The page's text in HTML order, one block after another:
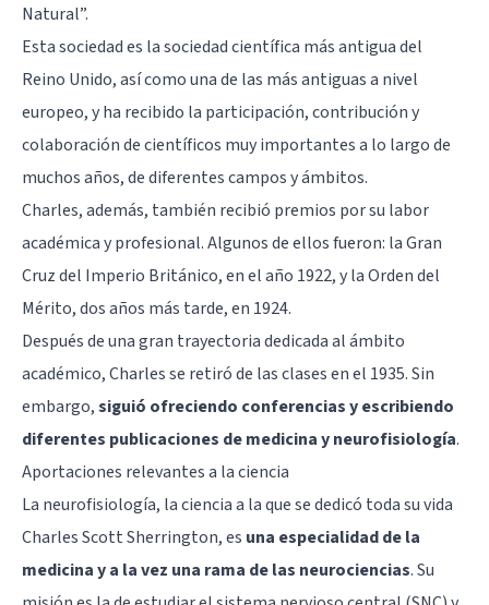
Natural”.
Esta sociedad es la sociedad científica más antigua del
Reino Unido, así como una de las más antiguas a nivel
europeo, y ha recibido la participación, contribución y
colaboración de científicos muy importantes a lo largo de
muchos años, de diferentes campos y ámbitos.
Charles, además, también recibió premios por su labor
académica y profesional. Algunos de ellos fueron: la Gran
Cruz del Imperio Británico, en el año 1922, y la Orden del
Mérito, dos años más tarde, en 1924.
Después de una gran trayectoria dedicada al ámbito
académico, Charles se retiró de las clases en el 1935. Sin
embargo,siguió ofreciendo conferencias y escribiendo
diferentes publicaciones de medicina y neurofisiología.
Aportaciones relevantes a la ciencia
La neurofisiología, la ciencia a la que se dedicó toda su vida
Charles Scott Sherrington, es una especialidad de la
medicina y a la vez una rama de las neurociencias. Su